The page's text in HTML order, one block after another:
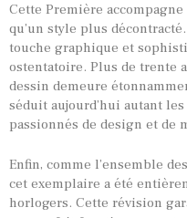
Cette Première
qu’un style plus
touche graphique et
ostentatoire. Plus de trente
dessin demeure
séduit aujourd’hui autant
passionnés de design et de
Enfin, comme l’ensemble
cet exemplaire a été
horlogers. Cette révision